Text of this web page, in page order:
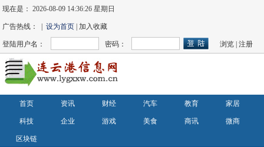
现在是：2026-08-09 14:36:27 星期日
广告热线： |设为首页 | 加入收藏
登陆用户名： 密码： 浏览 |注册
首页 资讯 财经 汽车 教育 家居
科技 企业 游戏 美食 商讯 微商
区块链